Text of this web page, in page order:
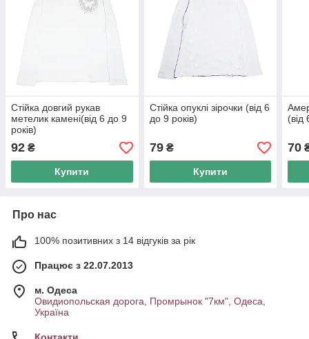
Стійка довгий рукав
метелик камені(від 6 до 9
років)
92 ₴
Купити
Стійка опуклі зірочки (від 6
до 9 років)
79₴
Купити
(від
70
Про нас
100% позитивних з 14 відгуків за рік
Працює з 22.07.2013
м. Одеса
Овидиопольская дорога, Промрынок "7км", Одеса,
Україна